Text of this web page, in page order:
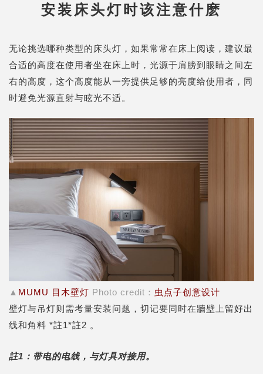
安装床头灯时该注意什麽
无论挑选哪种类型的床头灯，如果常常在床上阅读，建议最
合适的高度在使用者坐在床上时，光源于肩膀到眼睛之间左
右的高度，这个高度能从一旁提供足够的亮度给使用者，同
时避免光源直射与眩光不适。
▲ MUMU 目木壁灯 Photo credit： 虫点子创意设计
壁灯与吊灯则需考量安装问题，切记要同时在牆壁上留好出
线和角料 *註1*註2 。
註1：带电的电线，与灯具对接用。